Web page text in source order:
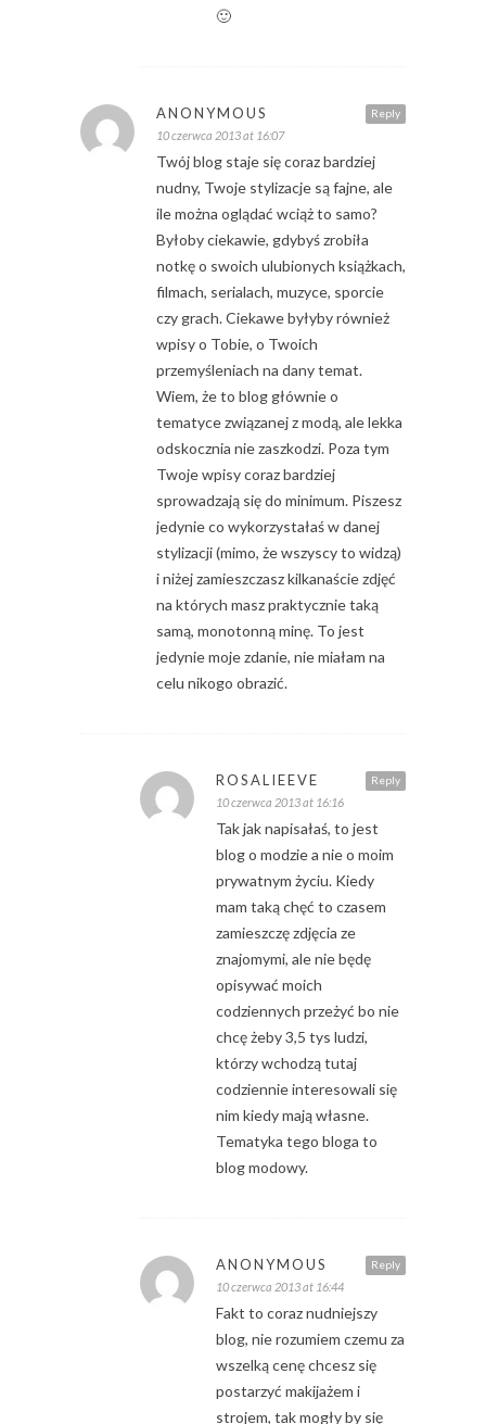
🙂
Reply
ANONYMOUS
10 czerwca 2013 at 16:07
Twój blog staje się coraz bardziej
nudny, Twoje stylizacje są fajne, ale
ile można oglądać wciąż to samo?
Byłoby ciekawie, gdybyś zrobiła
notkę o swoich ulubionych książkach,
filmach, serialach, muzyce, sporcie
czy grach. Ciekawe byłyby również
wpisy o Tobie, o Twoich
przemyśleniach na dany temat.
Wiem, że to blog głównie o
tematyce związanej z modą, ale lekka
odskocznia nie zaszkodzi. Poza tym
Twoje wpisy coraz bardziej
sprowadzają się do minimum. Piszesz
jedynie co wykorzystałaś w danej
stylizacji (mimo, że wszyscy to widzą)
i niżej zamieszczasz kilkanaście zdjęć
na których masz praktycznie taką
samą, monotonną minę. To jest
jedynie moje zdanie, nie miałam na
celu nikogo obrazić.
Reply
ROSALIEEVE
10 czerwca 2013 at 16:16
Tak jak napisałaś, to jest
blog o modzie a nie o moim
prywatnym życiu. Kiedy
mam taką chęć to czasem
zamieszczę zdjęcia ze
znajomymi, ale nie będę
opisywać moich
codziennych przeżyć bo nie
chcę żeby 3,5 tys ludzi,
którzy wchodzą tutaj
codziennie interesowali się
nim kiedy mają własne.
Tematyka tego bloga to
blog modowy.
Reply
ANONYMOUS
10 czerwca 2013 at 16:44
Fakt to coraz nudniejszy
blog, nie rozumiem czemu za
wszelką cenę chcesz się
postarzyć makijażem i
strojem, tak mogły by się